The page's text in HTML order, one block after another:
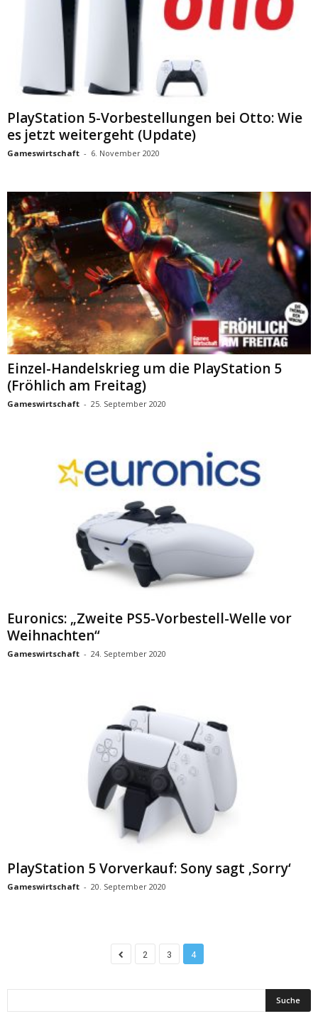
PlayStation 5-Vorbestellungen bei Otto: Wie
es jetzt weitergeht (Update)
Gameswirtschaft - 6. November 2020
Einzel-Handelskrieg um die PlayStation 5
(Fröhlich am Freitag)
Gameswirtschaft - 25. September 2020
Euronics: „Zweite PS5-Vorbestell-Welle vor
Weihnachten“
Gameswirtschaft - 24. September 2020
PlayStation 5 Vorverkauf: Sony sagt ‚Sorry‘
Gameswirtschaft - 20. September 2020
2 3 4